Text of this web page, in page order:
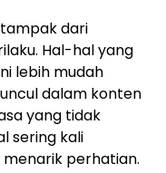
tampak dari
Hal-hal yang
lebih mudah
dalam konten
yang tidak
sering kali
perhatian.